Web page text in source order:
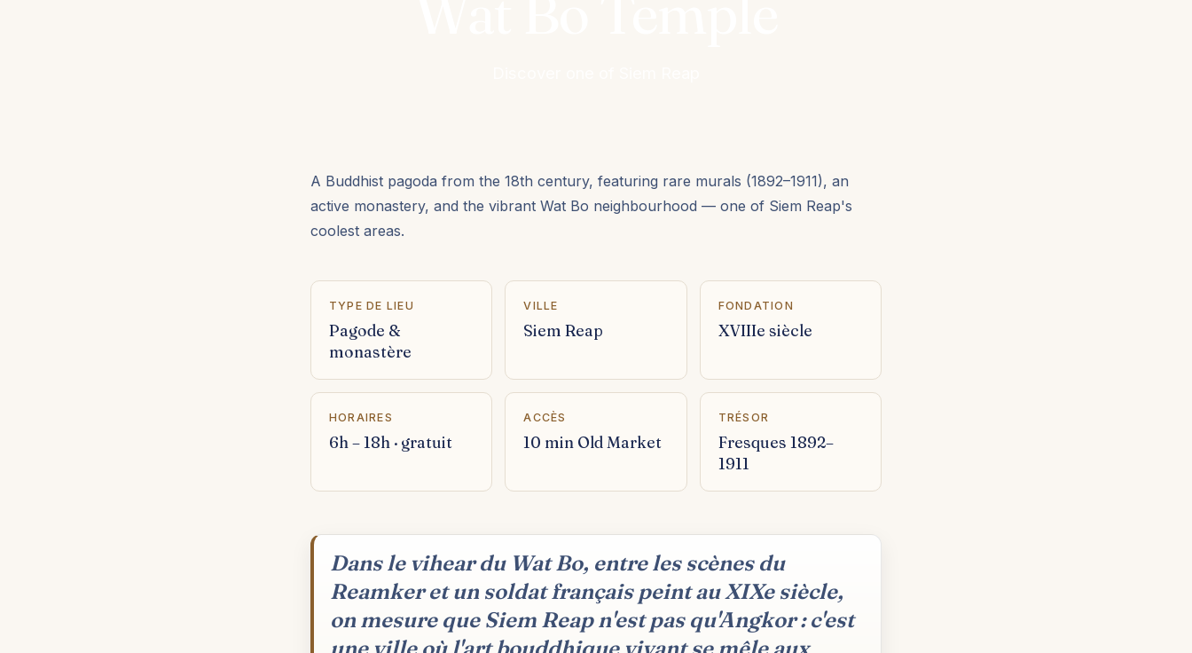
A Buddhist pagoda from the 18th century, featuring rare murals (1892–1911), an
active monastery, and the vibrant Wat Bo neighbourhood — one of Siem Reap's
coolest areas.
TYPE DE LIEU
Pagode &
monastère
VILLE
Siem Reap
FONDATION
XVIIIe siècle
HORAIRES
6h – 18h · gratuit
ACCÈS
10 min Old Market
TRÉSOR
Fresques 1892–
1911
Dans le vihear du Wat Bo, entre les scènes du
Reamker et un soldat français peint au XIXe siècle,
on mesure que Siem Reap n'est pas qu'Angkor : c'est
une ville où l'art bouddhique vivant se mêle aux